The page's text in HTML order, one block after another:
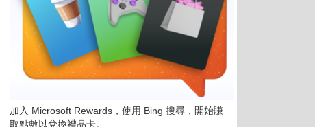
加入 Microsoft Rewards，使用 Bing 搜尋，開始賺
取點數以兌換禮品卡。